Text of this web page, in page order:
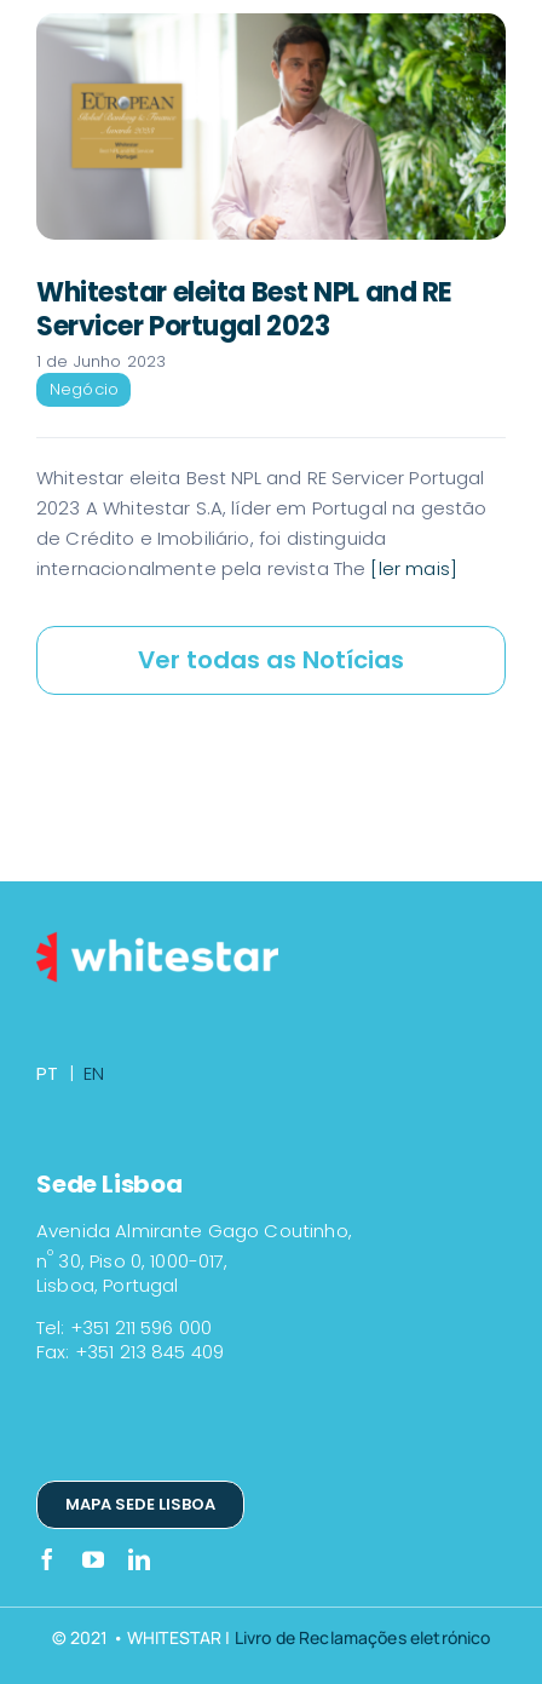
Whitestar eleita Best NPL and RE
Servicer Portugal 2023
1 de Junho 2023
Negócio
Whitestar eleita Best NPL and RE Servicer Portugal
2023 A Whitestar S.A, líder em Portugal na gestão
de Crédito e Imobiliário, foi distinguida
internacionalmente pela revista The [ler mais]
Ver todas as Notícias
PT | EN
Sede Lisboa
Avenida Almirante Gago Coutinho,
nº 30, Piso 0, 1000-017,
Lisboa, Portugal
Tel: +351 211 596 000
Fax: +351 213 845 409
MAPA SEDE LISBOA
© 2021 • WHITESTAR | Livro de Reclamações eletrónico